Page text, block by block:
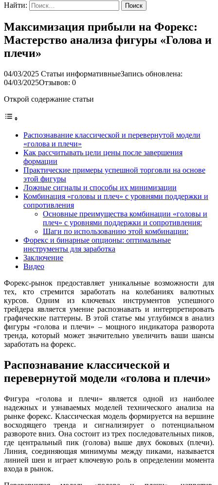
Найти:
Максимизация прибыли на Форекс:
Мастерство анализа фигуры «Голова и
плечи»
04/03/2025 Статьи информативныеЗапись обновлена:
04/03/2025Отзывов: 0
Открой содержание статьи
Распознавание классической и перевернутой модели
«голова и плечи»
Как рассчитывать цели цены после завершения
формации
Практические примеры успешной торговли на основе
этой фигуры
Ложные сигналы и способы их минимизации
Комбинация «головы и плеч» с уровнями поддержки и
сопротивления
Основные преимущества комбинации «головы и
плеч» с уровнями поддержки и сопротивления:
Шаги по использованию этой комбинации:
Форекс и бинарные опционы: оптимальные
инструменты для заработка
Заключение
Видео
Форекс-рынок предоставляет уникальные возможности для
тех, кто стремится заработать на колебаниях валютных
курсов. Одним из ключевых инструментов успешного
трейдера является умение распознавать и интерпретировать
графические паттерны. В этой статье мы углубимся в анализ
фигуры «голова и плечи» – мощного индикатора разворота
тренда, который может значительно увеличить ваши шансы
заработать на форекс.
Распознавание классической и
перевернутой модели «голова и плечи»
Фигура «голова и плечи» является одной из наиболее
надежных и узнаваемых моделей технического анализа на
рынке форекс. Классическая модель формируется на вершине
восходящего тренда и сигнализирует о потенциальном
развороте вниз. Она состоит из трех последовательных пиков,
где центральный пик (голова) выше двух боковых (плечи).
Линия, соединяющая минимумы между пиками, называется
линией шеи и играет ключевую роль в определении момента
входа в рынок.